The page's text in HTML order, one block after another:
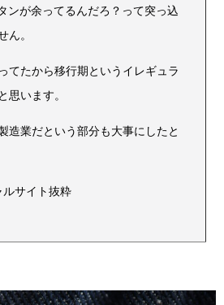
ンが余ってるんだろ？って突っ込
ん。
てたから移行期というイレギュラ
思います。
造業だという部分も大事にしたと
ルサイト抜粋